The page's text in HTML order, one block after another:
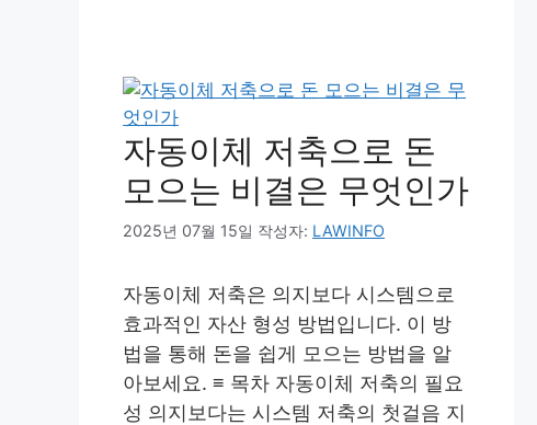
자동이체 저축으로 돈
모으는 비결은 무엇인가
2025년 07월 15일 작성자: LAWINFO
자동이체 저축은 의지보다 시스템으로
효과적인 자산 형성 방법입니다. 이 방
법을 통해 돈을 쉽게 모으는 방법을 알
아보세요. ≡ 목차 자동이체 저축의 필요
성 의지보다는 시스템 저축의 첫걸음 지